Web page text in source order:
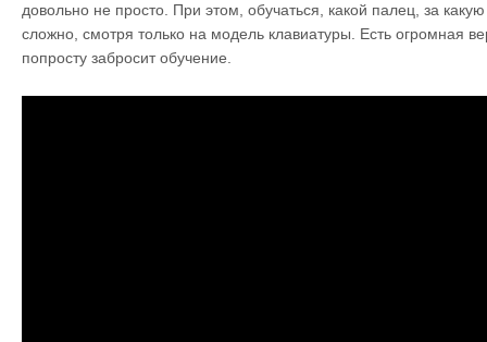
довольно не просто. При этом, обучаться, какой палец, за
сложно, смотря только на модель клавиатуры. Есть огромная
попросту забросит обучение.